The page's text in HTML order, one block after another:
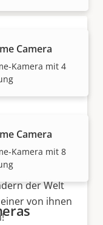
Camera
Kamera mit 4
Camera
Kamera mit 8
Unsere
der Welt
von ihnen